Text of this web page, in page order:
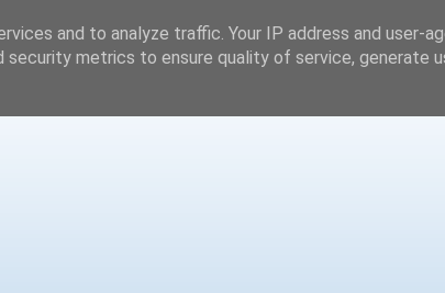
and to analyze traffic. Your IP address and user-
security metrics to ensure quality of service, generate